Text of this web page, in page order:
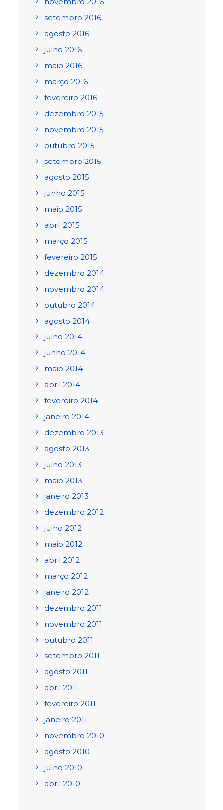
setembro 2016
agosto 2016
julho 2016
maio 2016
março 2016
fevereiro 2016
dezembro 2015
novembro 2015
outubro 2015
setembro 2015
agosto 2015
junho 2015
maio 2015
abril 2015
março 2015
fevereiro 2015
dezembro 2014
novembro 2014
outubro 2014
agosto 2014
julho 2014
junho 2014
maio 2014
abril 2014
fevereiro 2014
janeiro 2014
dezembro 2013
agosto 2013
julho 2013
maio 2013
janeiro 2013
dezembro 2012
julho 2012
maio 2012
abril 2012
março 2012
janeiro 2012
dezembro 2011
novembro 2011
outubro 2011
setembro 2011
agosto 2011
abril 2011
fevereiro 2011
janeiro 2011
novembro 2010
agosto 2010
julho 2010
abril 2010